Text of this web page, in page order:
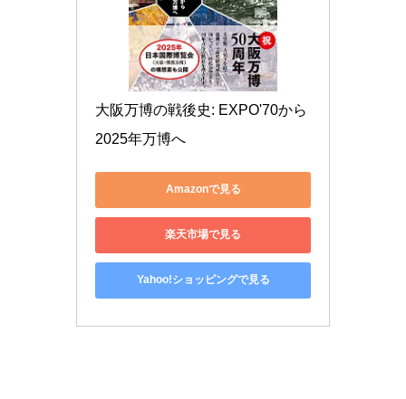
大阪万博の戦後史: EXPO'70から
2025年万博へ
Amazonで見る
楽天市場で見る
Yahoo!ショッピングで見る